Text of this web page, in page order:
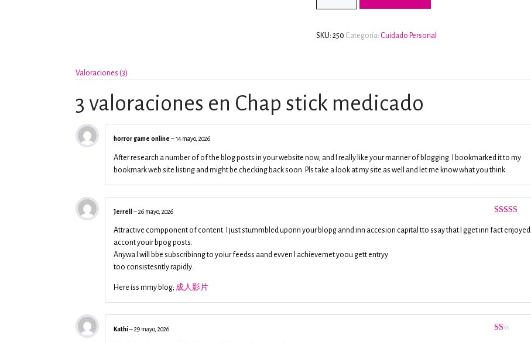
SKU: 250 Categoría: Cuidado Personal
Valoraciones (3)
3 valoraciones en Chap stick medicado
horror game online– 14 mayo, 2026
After research a number of of the blog posts in your website now, and I really like your manner of blogging. I bookmarked it to my
bookmark web site listing and might be checking back soon. Pls take a look at my site as well and let me know what you think.
con3
Jerrell– 26 mayo, 2026
Attractive compponent of content. I just stummbled uponn your blopg annd inn accesion capital tto ssay that I gget inn fact enjoyed
accont youir bpog posts.
Anywa I will bbe subscribinng to yoiur feedss aand evven I achievemet yoou gett entryy
too consistesntly rapidly.
Here iss mmy blog; 成人影片
Kathi– 29 mayo, 2026